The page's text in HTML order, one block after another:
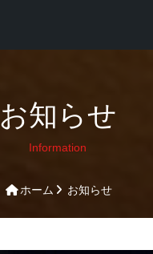
お知らせ
Information
ホーム お知らせ